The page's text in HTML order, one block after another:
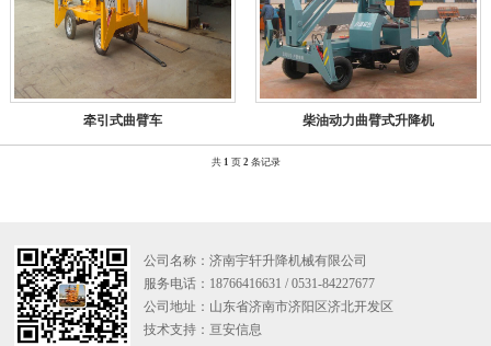
牵引式曲臂车 柴油动力曲臂式升降机
共 1 页 2 条记录
公司名称：济南宇轩升降机械有限公司
服务电话：18766416631 / 0531-84227677
公司地址：山东省济南市济阳区济北开发区
技术支持： 亘安信息